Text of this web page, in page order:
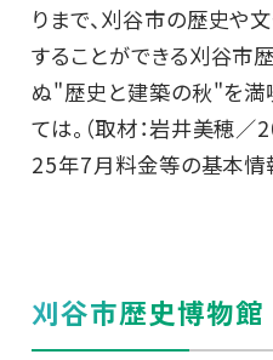
りまで、刈谷市の歴史や
することができる刈谷市
ぬ"歴史と建築の秋"を満
ては。（取材：岩井美穂
25年7月料金等の基本情
刈谷市歴史博物館